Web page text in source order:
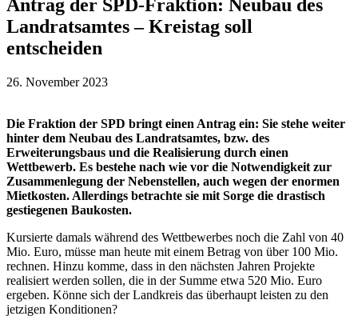
Antrag der SPD-Fraktion: Neubau des
Landratsamtes – Kreistag soll
entscheiden
26. November 2023
Die Fraktion der SPD bringt einen Antrag ein: Sie stehe weiter
hinter dem Neubau des Landratsamtes, bzw. des
Erweiterungsbaus und die Realisierung durch einen
Wettbewerb. Es bestehe nach wie vor die Notwendigkeit zur
Zusammenlegung der Nebenstellen, auch wegen der enormen
Mietkosten. Allerdings betrachte sie mit Sorge die drastisch
gestiegenen Baukosten.
Kursierte damals während des Wettbewerbes noch die Zahl von 40
Mio. Euro, müsse man heute mit einem Betrag von über 100 Mio.
rechnen. Hinzu komme, dass in den nächsten Jahren Projekte
realisiert werden sollen, die in der Summe etwa 520 Mio. Euro
ergeben. Könne sich der Landkreis das überhaupt leisten zu den
jetzigen Konditionen?